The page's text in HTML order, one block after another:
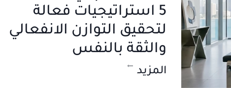
5 استراتيجيات فعالة
لتحقيق التوازن الانفعالي
والثقة بالنفس
المزيد